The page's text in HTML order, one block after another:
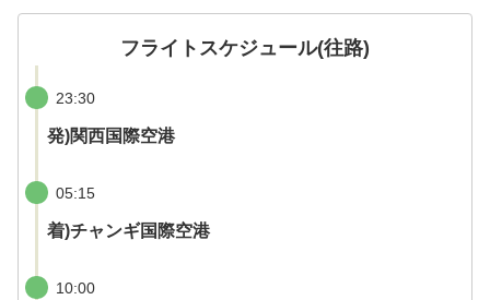
フライトスケジュール(往路)
23:30
発)関西国際空港
05:15
着)チャンギ国際空港
10:00